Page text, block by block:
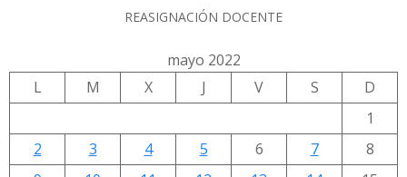
REASIGNACIÓN DOCENTE
mayo 2022
L
M X J V S
D
1
2
3 4 5 6 7
8